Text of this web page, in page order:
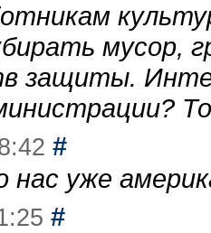
мусор,
защиты.
#
нас уже
#